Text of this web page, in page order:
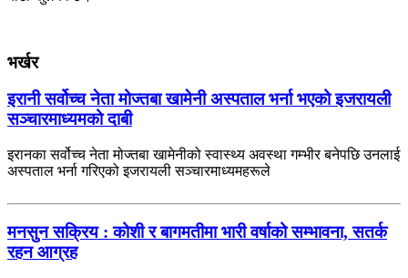
भर्खर
इरानी सर्वोच्च नेता मोज्तबा खामेनी अस्पताल भर्ना भएको इजरायली
सञ्चारमाध्यमको दाबी
इरानका सर्वोच्च नेता मोज्तबा खामेनीको स्वास्थ्य अवस्था गम्भीर बनेपछि उनलाई
अस्पताल भर्ना गरिएको इजरायली सञ्चारमाध्यमहरूले
मनसुन सक्रिय : कोशी र बागमतीमा भारी वर्षाको सम्भावना, सतर्क
रहन आग्रह